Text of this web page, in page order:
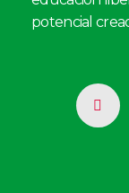
potencial